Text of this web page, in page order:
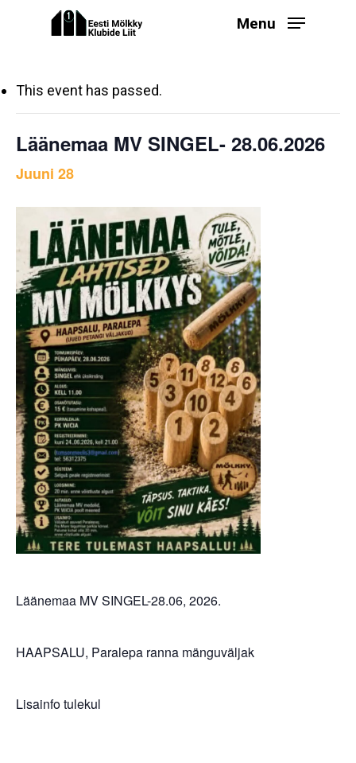
content
Menu
This event has passed.
Läänemaa MV SINGEL- 28.06.2026
Juuni 28
Läänemaa MV SINGEL-28.06, 2026.
HAAPSALU, Paralepa ranna mänguväljak
Lisainfo tulekul